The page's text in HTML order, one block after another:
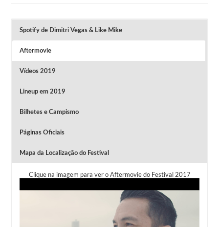
Spotify de Dimitri Vegas & Like Mike
Aftermovie
Vídeos 2019
Lineup em 2019
Bilhetes e Campismo
Páginas Oficiais
Mapa da Localização do Festival
Clique na imagem para ver o Aftermovie do Festival 2017